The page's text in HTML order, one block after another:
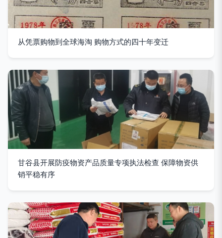
从凭票购物到全球海淘 购物方式的四十年变迁
甘谷县开展防疫物资产品质量专项执法检查 保障物资供
销平稳有序